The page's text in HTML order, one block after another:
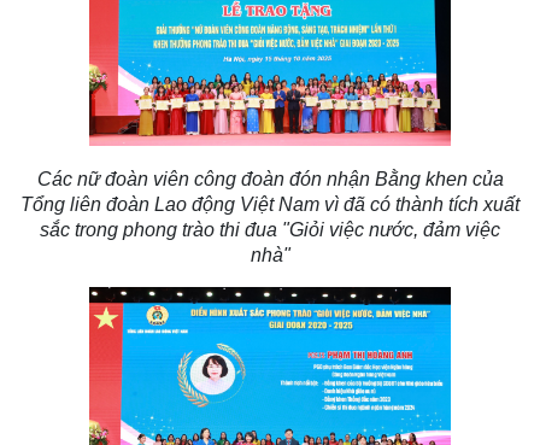
Các nữ đoàn viên công đoàn đón nhận Bằng khen của
Tổng liên đoàn Lao động Việt Nam vì đã có thành tích xuất
sắc trong phong trào thi đua "Giỏi việc nước, đảm việc
nhà"